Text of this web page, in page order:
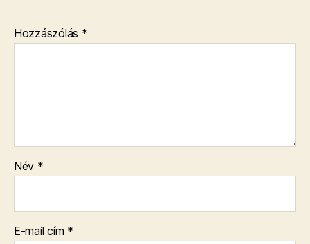
Hozzászólás *
Név *
E-mail cím *